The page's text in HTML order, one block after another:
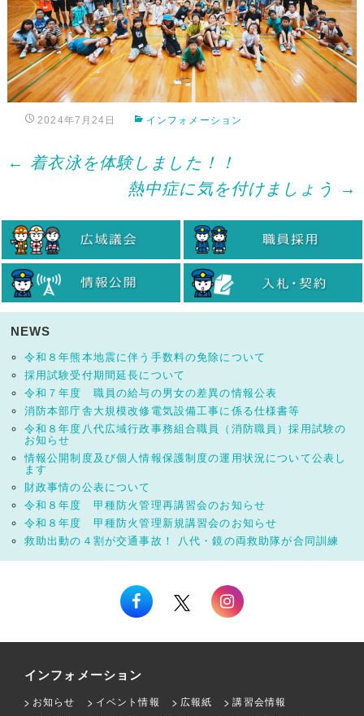
2024年7月24日 インフォメーション
Post
navigation
← 着衣泳を体験しました！！
熱中症に気を付けましょう
→
NEWS
令和８年熊本地震に伴う手数料の免除について
採用試験受付期間延長について
令和７年度 職員の給与の男女の差異の情報公表
消防本部庁舎大規模改修電気設備工事に係る仕様書等
令和８年度八代広域行政事務組合職員（消防職員）採用試験の
お知らせ
情報公開制度及び個人情報保護制度の運用状況について公表し
ます
財政事情の公表について
令和８年度 甲種防火管理再講習会のお知らせ
令和８年度 甲種防火管理新規講習会のお知らせ
救助出動の４割が交通事故！ 八代・鏡の両救助隊が合同訓練
インフォメーション
お知らせ イベント情報 広報紙
講習会情報